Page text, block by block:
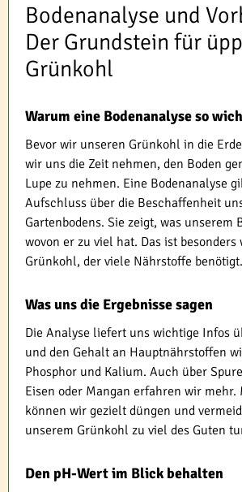
Bodenanalyse und
Der Grundstein für
Grünkohl
Warum eine Bodenanalyse so
Bevor wir unseren Grünkohl in die
wir uns die Zeit nehmen, den Boden
Lupe zu nehmen. Eine Bodenanalyse
Aufschluss über die Beschaffenheit
Gartenbodens. Sie zeigt, was unserem
wovon er zu viel hat. Das ist
Grünkohl, der viele Nährstoffe benötigt.
Was uns die Ergebnisse sagen
Die Analyse liefert uns wichtige Infos
und den Gehalt an Hauptnährstoffen
Phosphor und Kalium. Auch über
Eisen oder Mangan erfahren wir mehr.
können wir gezielt düngen und
unserem Grünkohl zu viel des Guten
Den pH-Wert im Blick behalten